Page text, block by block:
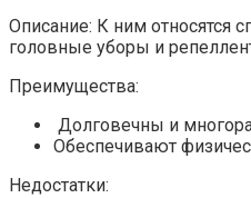
Описание: К ним относятся
головные уборы и
Преимущества:
Долговечны и
Обеспечивают
Недостатки: